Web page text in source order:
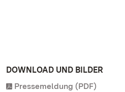
DOWNLOAD UND BILDER
Pressemeldung (PDF)